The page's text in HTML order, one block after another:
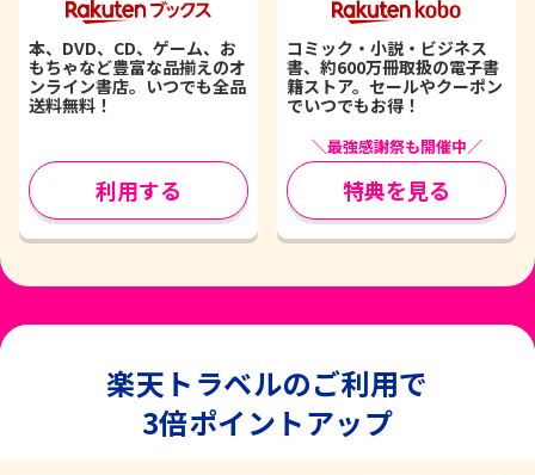
本、DVD、CD、ゲーム、お
もちゃなど豊富な品揃えのオ
ンライン書店。いつでも全品
送料無料！
利用する
コミック・小説・ビジネス
書、約600万冊取扱の電子書
籍ストア。セールやクーポン
でいつでもお得！
＼最強感謝祭も開催中／
特典を見る
楽天トラベルのご利用で
3倍ポイントアップ